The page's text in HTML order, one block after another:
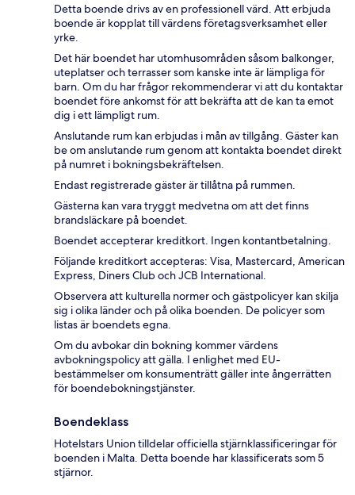
Detta boende drivs av en professionell värd. Att erbjuda
boende är kopplat till värdens företagsverksamhet eller
yrke.
Det här boendet har utomhusområden såsom balkonger,
uteplatser och terrasser som kanske inte är lämpliga för
barn. Om du har frågor rekommenderar vi att du kontaktar
boendet före ankomst för att bekräfta att de kan ta emot
dig i ett lämpligt rum.
Anslutande rum kan erbjudas i mån av tillgång. Gäster kan
be om anslutande rum genom att kontakta boendet direkt
på numret i bokningsbekräftelsen.
Endast registrerade gäster är tillåtna på rummen.
Gästerna kan vara tryggt medvetna om att det finns
brandsläckare på boendet.
Boendet accepterar kreditkort. Ingen kontantbetalning.
Följande kreditkort accepteras: Visa, Mastercard, American
Express, Diners Club och JCB International.
Observera att kulturella normer och gästpolicyer kan skilja
sig i olika länder och på olika boenden. De policyer som
listas är boendets egna.
Om du avbokar din bokning kommer värdens
avbokningspolicy att gälla. I enlighet med EU-
bestämmelser om konsumenträtt gäller inte ångerrätten
för boendebokningstjänster.
Boendeklass
Hotelstars Union tilldelar officiella stjärnklassificeringar för
boenden i Malta. Detta boende har klassificerats som 5
stjärnor.